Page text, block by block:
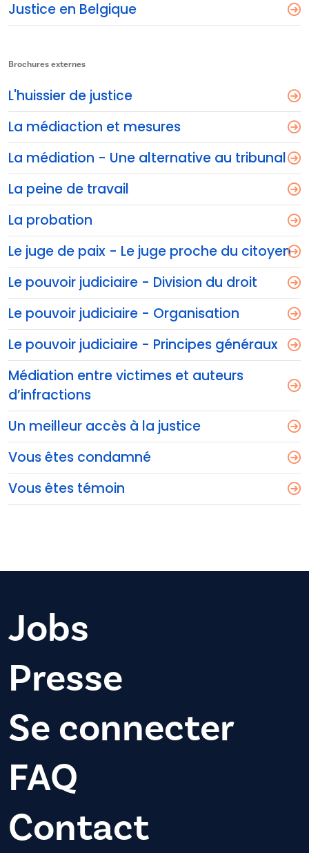
Justice en Belgique
Brochures externes
L'huissier de justice
La médiaction et mesures
La médiation - Une alternative au tribunal
La peine de travail
La probation
Le juge de paix - Le juge proche du citoyen
Le pouvoir judiciaire - Division du droit
Le pouvoir judiciaire - Organisation
Le pouvoir judiciaire - Principes généraux
Médiation entre victimes et auteurs
d’infractions
Un meilleur accès à la justice
Vous êtes condamné
Vous êtes témoin
Jobs
Presse
Se connecter
FAQ
Contact